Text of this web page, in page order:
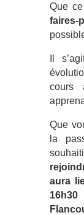
Que
faires-
Il
cours
Que
la
aura